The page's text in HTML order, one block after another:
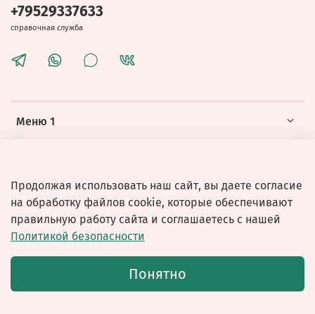
Меню 1
+79529337633
справочная служба
© 2026 Любое использование контента без письменного
Продолжая использовать наш сайт, вы даете согласие
на обработку файлов cookie, которые обеспечивают
правильную работу сайта и соглашаетесь с нашей
Политикой безопасности
Понятно